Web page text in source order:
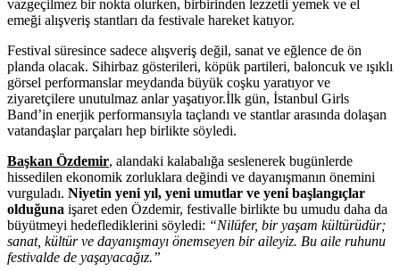
vazgeçilmez bir nokta olurken, birbirinden lezzetli yemek ve el
emeği alışveriş stantları da festivale hareket katıyor.
Festival süresince sadece alışveriş değil, sanat ve eğlence de ön
planda olacak. Sihirbaz gösterileri, köpük partileri, baloncuk ve ışıklı
görsel performanslar meydanda büyük coşku yaratıyor ve
ziyaretçilere unutulmaz anlar yaşatıyor.İlk gün, İstanbul Girls
Band’in enerjik performansıyla taçlandı ve stantlar arasında dolaşan
vatandaşlar parçaları hep birlikte söyledi.
Başkan Özdemir, alandaki kalabalığa seslenerek bugünlerde
hissedilen ekonomik zorluklara değindi ve dayanışmanın önemini
vurguladı. Niyetin yeni yıl, yeni umutlar ve yeni başlangıçlar
olduğuna işaret eden Özdemir, festivalle birlikte bu umudu daha da
büyütmeyi hedeflediklerini söyledi: “Nilüfer, bir yaşam kültürüdür;
sanat, kültür ve dayanışmayı önemseyen bir aileyiz. Bu aile ruhunu
festivalde de yaşayacağız.”